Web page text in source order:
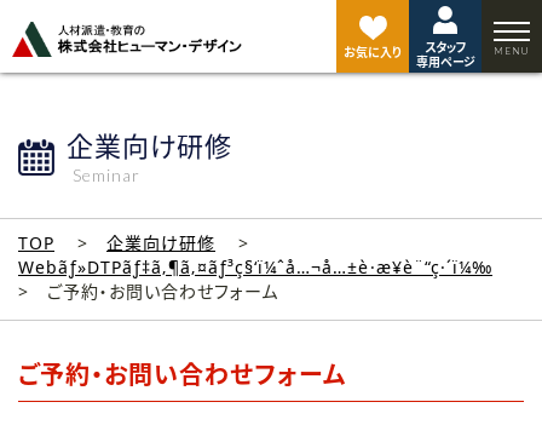
お気に入り
スタッフ
専用ページ
企業向け研修
Seminar
TOP
企業向け研修
Webãƒ»DTPãƒ‡ã‚¶ã‚¤ãƒ³ç§‘ï¼ˆå…¬å…±è·æ¥­è¨“ç·´ï¼‰
ご予約・お問い合わせフォーム
ご予約・お問い合わせフォーム
ジ
ト